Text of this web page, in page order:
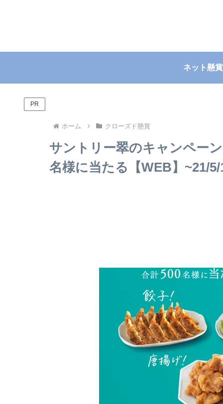
ネット懸賞
PR
ホーム クローズド懸賞
サントリー翠のキャンペー
名様に当たる【WEB】~21/5/